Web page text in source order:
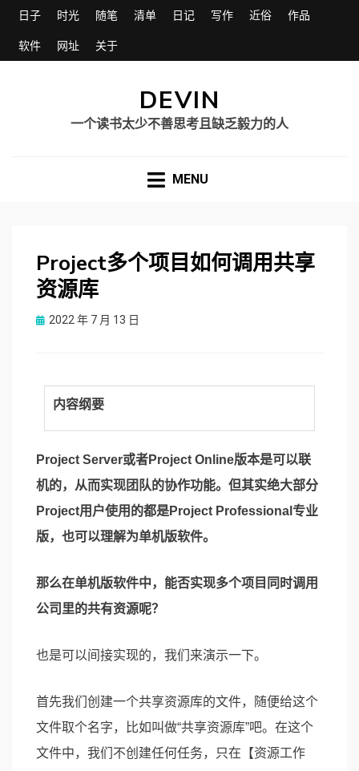
日子 时光 随笔 清单 日记 写作 近俗 作品
软件 网址 关于
DEVIN
一个读书太少不善思考且缺乏毅力的人
MENU
Project多个项目如何调用共享
资源库
Posted
2022 年 7 月 13 日
内容纲要
Project Server或者Project Online版本是可以联
机的，从而实现团队的协作功能。但其实绝大部分
Project用户使用的都是Project Professional专业
版，也可以理解为单机版软件。
那么在单机版软件中，能否实现多个项目同时调用
公司里的共有资源呢？
也是可以间接实现的，我们来演示一下。
首先我们创建一个共享资源库的文件，随便给这个
文件取个名字，比如叫做“共享资源库”吧。在这个
文件中，我们不创建任何任务，只在【资源工作